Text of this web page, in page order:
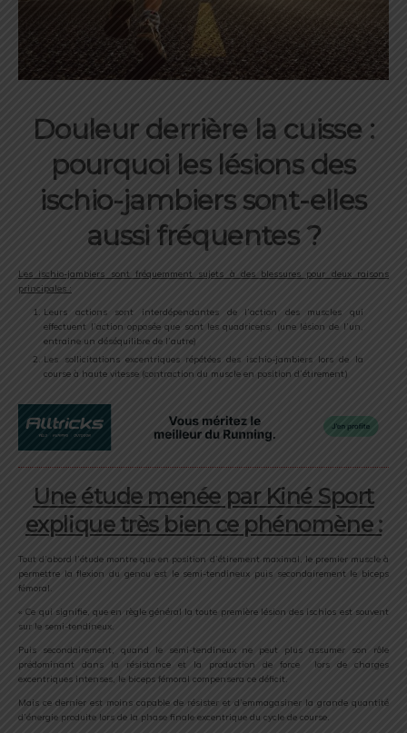
Douleur derrière la cuisse :
pourquoi les lésions des
ischio-jambiers sont-elles
aussi fréquentes ?
Les ischio-jambiers sont fréquemment sujets à des blessures pour deux raisons
principales :
Leurs actions sont interdépendantes de l’action des muscles qui
effectuent l’action opposée que sont les quadriceps. (une lésion de l’un,
entraine un déséquilibre de l’autre)
Les sollicitations excentriques répétées des ischio-jambiers lors de la
course à haute vitesse (contraction du muscle en position d’étirement)
Une étude menée par Kiné Sport
explique très bien ce phénomène :
Tout d’abord l’étude montre que en position d’étirement maximal, le premier muscle à
permettre la flexion du genou est le semi-tendineux puis secondairement le biceps
fémoral.
« Ce qui signifie, que en règle général la toute première lésion des ischios est souvent
sur le semi-tendineux.
Puis secondairement, quand le semi-tendineux ne peut plus assumer son rôle
prédominant dans la résistance et la production de force lors de charges
excentriques intenses, le biceps fémoral compensera ce déficit.
Mais ce dernier est moins capable de résister et d’emmagasiner la grande quantité
d’énergie produite lors de la phase finale excentrique du cycle de course.